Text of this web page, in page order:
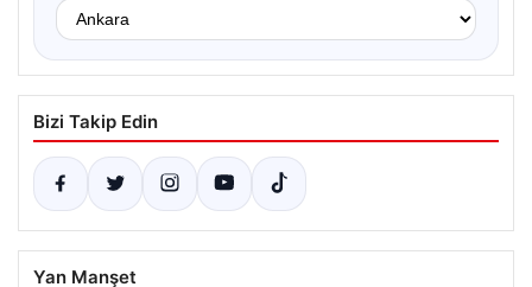
Bizi Takip Edin
Yan Manşet